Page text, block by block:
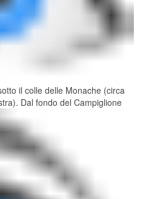
il colle delle Monache (circa
Dal fondo del Campiglione